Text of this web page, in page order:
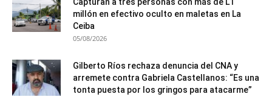
Capturan a tres personas con más de L1
millón en efectivo oculto en maletas en La
Ceiba
05/08/2026
Gilberto Ríos rechaza denuncia del CNA y
arremete contra Gabriela Castellanos: “Es una
tonta puesta por los gringos para atacarme”